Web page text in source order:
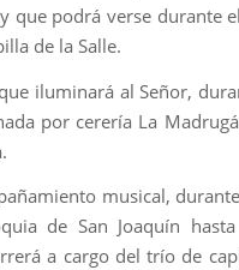
y que podrá verse durante
de la Salle.
iluminará al Señor,
por cerería La
musical,
de San Joaquín
a cargo del trío de